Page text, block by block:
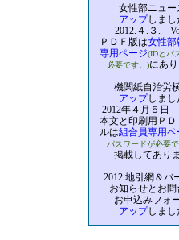
女性部ニュー
アップしまし
2012.４.３.
ＰＤＦ版は女性部
専用ページ(IDとパ
必要です。)にあり
機関紙自治労
アップしまし
2012年４月５日
本文と印刷用ＰＤ
ルは組合員専用ペ
パスワードが必要
掲載してありま
2012 地引網＆バ
お知らせとお問
お申込みフォ
アップしまし